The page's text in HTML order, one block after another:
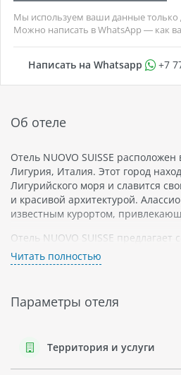
Мы используем ваши данные только
Можно написать в WhatsApp — как
Написать на Whatsapp +7
Об отеле
Отель NUOVO SUISSE расположен
Лигурия, Италия. Этот город
Лигурийского моря и славится
и красивой архитектурой.
известным курортом,
Отель NUOVO SUISSE предлагает
комфортабельные номера с
современной мебелью. Все
любой точке отеля.
с магазинами, барами и
Читать полностью
Параметры отеля
Территория и услуги